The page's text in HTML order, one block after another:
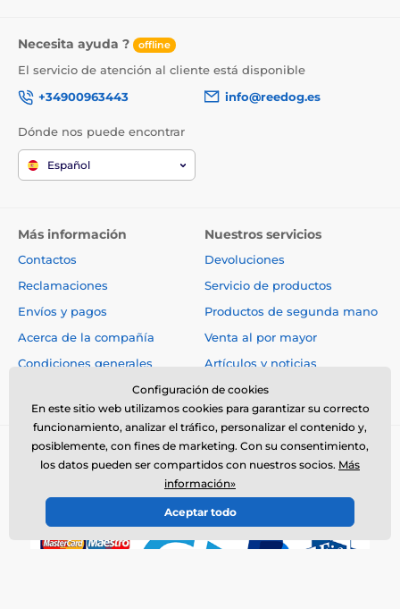
rápida de hasta 2 horas. El receptor puede
durar hasta un mes en funcionamiento.
Impermeabilidad
El receptor del collar para perros es
totalmente impermeable y cuenta con
inclemencias del tiempo, el receptor puede soportar la
Número de perros
Con la compra del número necesario de
receptores, se puede asegurar cualquier
Longitud del collar
El collar ajustable, muy robusto y
extremadamente duradero, es adecuado
Necesita ayuda ? offline
El servicio de atención al cliente está disponible
+34900963443
info@reedog.es
Dónde nos puede encontrar
Español
Más información
Contactos
Reclamaciones
Envíos y pagos
Acerca de la compañía
Condiciones generales
Nuestros servicios
Devoluciones
Servicio de productos
Productos de segunda mano
Venta al por mayor
Artículos y noticias
Consejos de expertos
Configuración de cookies
En este sitio web utilizamos cookies para garantizar su correcto
funcionamiento, analizar el tráfico, personalizar el contenido y,
posiblemente, con fines de marketing. Con su consentimiento,
los datos pueden ser compartidos con nuestros socios. Más
información»
Aceptar todo